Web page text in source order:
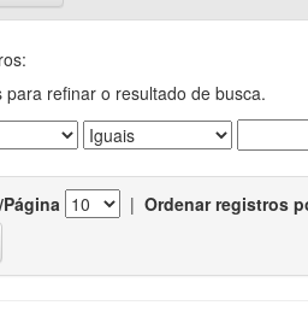
para refinar o resultado de busca.
| Ordenar registros